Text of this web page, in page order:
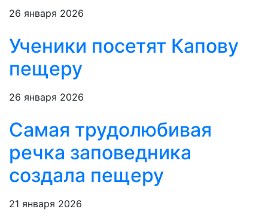
26 января 2026
Ученики посетят Капову
пещеру
26 января 2026
Самая трудолюбивая
речка заповедника
создала пещеру
21 января 2026